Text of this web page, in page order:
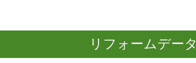
リフォームデータ